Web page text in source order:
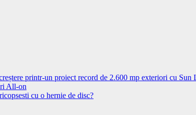
printr-un proiect record de 2.600 mp exteriori cu Sun
All-on
cu o hernie de disc?